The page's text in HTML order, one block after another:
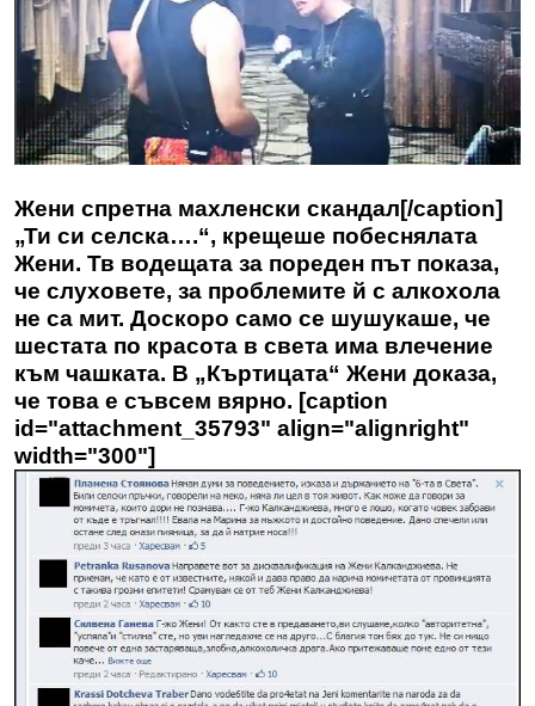
Жени спретна махленски скандал[/caption]
„Ти си селска….“, крещеше побеснялата
Жени. Тв водещата за пореден път показа,
че слуховете, за проблемите й с алкохола
не са мит. Доскоро само се шушукаше, че
шестата по красота в света има влечение
към чашката. В „Къртицата“ Жени доказа,
че това е съвсем вярно. [caption
id="attachment_35793" align="alignright"
width="300"]